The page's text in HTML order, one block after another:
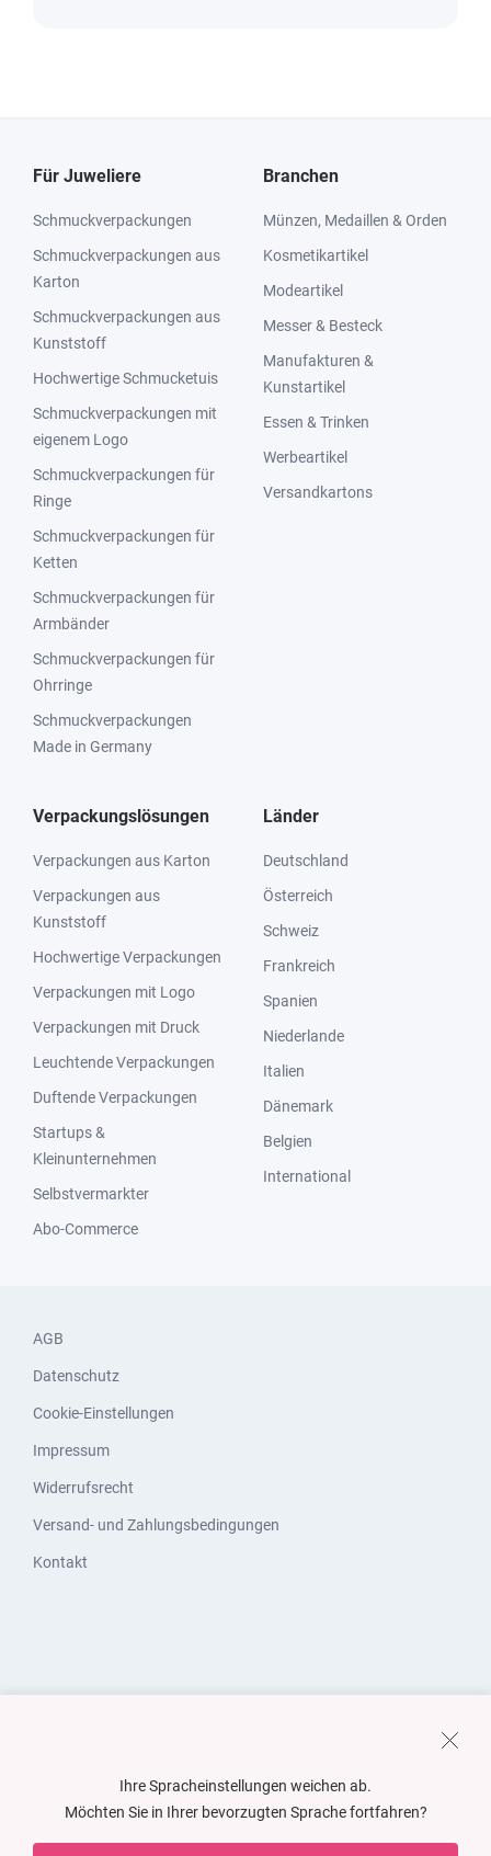
Für Juweliere
Schmuckverpackungen
Schmuckverpackungen aus
Karton
Schmuckverpackungen aus
Kunststoff
Hochwertige Schmucketuis
Schmuckverpackungen mit
eigenem Logo
Schmuckverpackungen für
Ringe
Schmuckverpackungen für
Ketten
Schmuckverpackungen für
Armbänder
Schmuckverpackungen für
Ohrringe
Schmuckverpackungen
Made in Germany
Branchen
Münzen, Medaillen & Orden
Kosmetikartikel
Modeartikel
Messer & Besteck
Manufakturen &
Kunstartikel
Essen & Trinken
Werbeartikel
Versandkartons
Verpackungslösungen
Verpackungen aus Karton
Verpackungen aus
Kunststoff
Hochwertige Verpackungen
Verpackungen mit Logo
Verpackungen mit Druck
Leuchtende Verpackungen
Duftende Verpackungen
Startups &
Kleinunternehmen
Selbstvermarkter
Abo-Commerce
Länder
Deutschland
Österreich
Schweiz
Frankreich
Spanien
Niederlande
Italien
Dänemark
Belgien
International
AGB
Datenschutz
Cookie-Einstellungen
Impressum
Widerrufsrecht
Versand- und Zahlungsbedingungen
Kontakt
Ihre Spracheinstellungen weichen ab.
Möchten Sie in Ihrer bevorzugten Sprache fortfahren?